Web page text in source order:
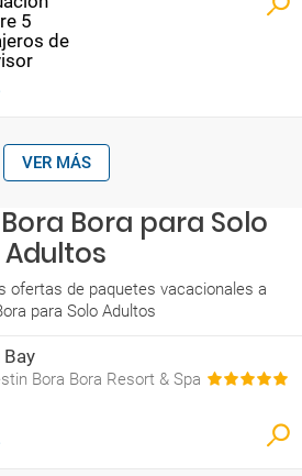
VER MÁS
Bora para Solo
Adultos
ofertas de paquetes vacacionales a
para Solo Adultos
Bora Bora Resort & Spa